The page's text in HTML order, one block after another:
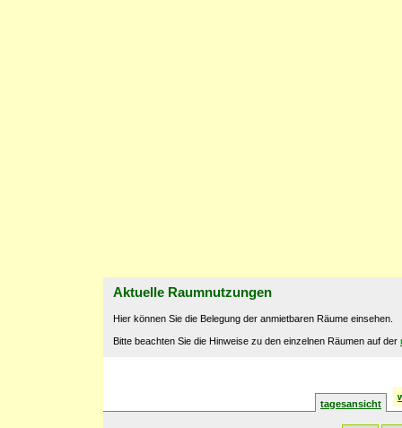
Aktuelle Raumnutzungen
Hier können Sie die Belegung der anmietbaren Räume einsehen.
Bitte beachten Sie die Hinweise zu den einzelnen Räumen auf der
tagesansicht